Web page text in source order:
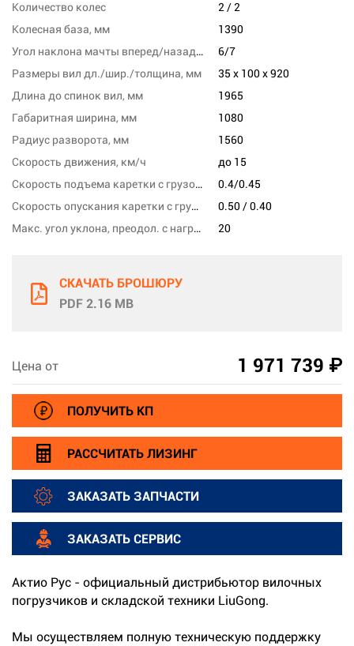
Количество колес
2 / 2
Колесная база, мм
1390
Угол наклона мачты вперед/назад, град
6/7
Размеры вил дл./шир./толщина, мм
35 x 100 x 920
Длина до спинок вил, мм
1965
Габаритная ширина, мм
1080
Радиус разворота, мм
1560
Скорость движения, км/ч
до 15
Скорость подъема каретки с грузом/без груза, м/с
0.4/0.45
Скорость опускания каретки с грузом/без груза,м/сек
0.50 / 0.40
Макс. угол уклона, преодол. с нагрузкой, %
20
СКАЧАТЬ БРОШЮРУ
PDF 2.16 MB
Цена от 1 971 739 ₽
ПОЛУЧИТЬ КП
РАССЧИТАТЬ ЛИЗИНГ
ЗАКАЗАТЬ ЗАПЧАСТИ
ЗАКАЗАТЬ СЕРВИС
Актио Рус - официальный дистрибьютор вилочных
погрузчиков и складской техники LiuGong.
Мы осуществляем полную техническую поддержку